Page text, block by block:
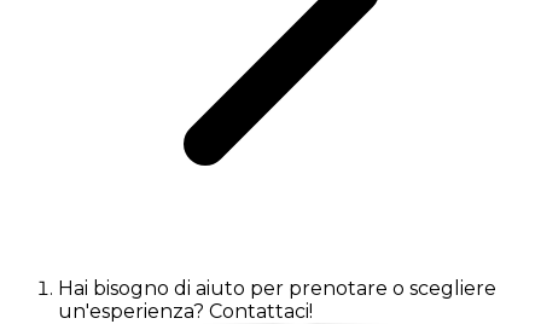
Hai bisogno di aiuto per prenotare o scegliere
un'esperienza? Contattaci!